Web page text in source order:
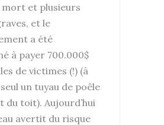
mort et plusieurs
et le
a été
à payer 700.000$
de victimes (!) (à
un tuyau de poêle
du toit). Aujourd’hui
avertit du risque